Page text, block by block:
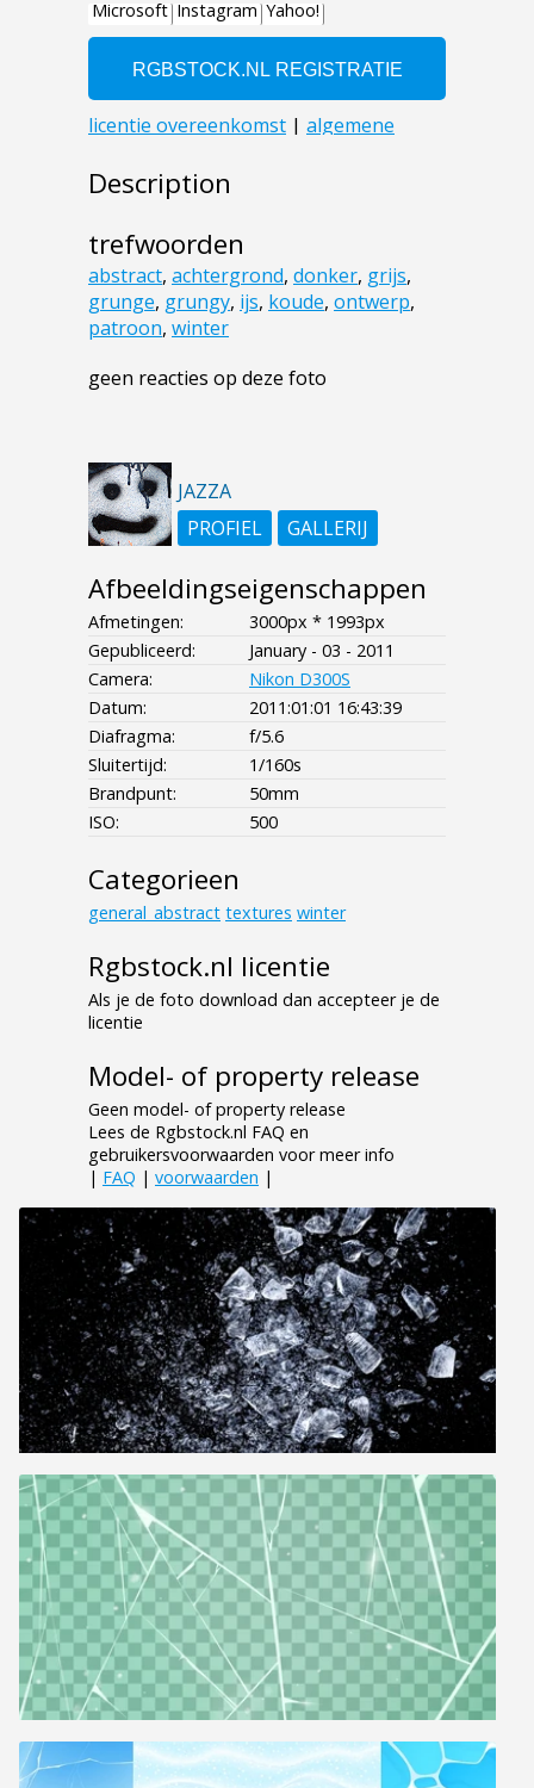
Description
trefwoorden
abstract, achtergrond, donker, grijs,
grunge, grungy, ijs, koude, ontwerp,
patroon, winter
geen reacties op deze foto
JAZZA
PROFIEL
GALLERIJ
Afbeeldingseigenschappen
Afmetingen:
3000px * 1993px
Gepubliceerd:
January - 03 - 2011
Camera:
Nikon D300S
Datum:
2011:01:01 16:43:39
Diafragma:
f/5.6
Sluitertijd:
1/160s
Brandpunt:
50mm
ISO:
500
Categorieen
general_abstract textures winter
Rgbstock.nl licentie
Als je de foto download dan accepteer je de
licentie
Model- of property release
Geen model- of property release
Lees de Rgbstock.nl FAQ en
gebruikersvoorwaarden voor meer info
| FAQ | voorwaarden |